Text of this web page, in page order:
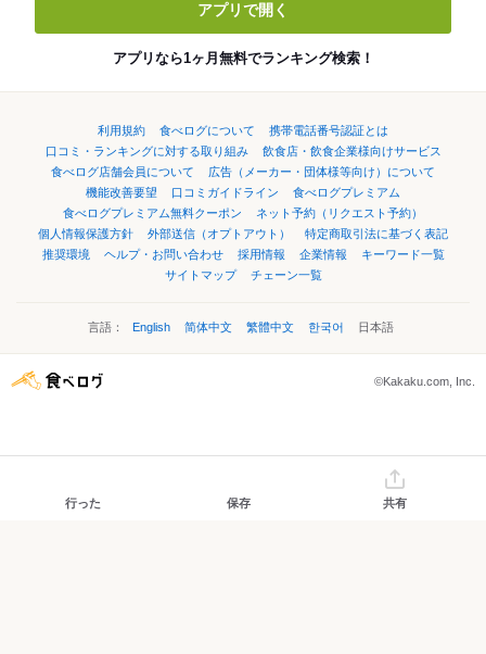
アプリで開く
アプリなら1ヶ月無料でランキング検索！
利用規約 食べログについて
携帯電話番号認証とは
口コミ・ランキングに対する取り組み
飲食店・飲食企業様向けサービス
食べログ店舗会員について
広告（メーカー・団体様等向け）について
機能改善要望
口コミガイドライン
食べログプレミアム
食べログプレミアム無料クーポン
ネット予約（リクエスト予約）
個人情報保護方針
外部送信（オプトアウト）
特定商取引法に基づく表記
推奨環境
ヘルプ・お問い合わせ 採用情報 企業情報
キーワード一覧
サイトマップ
チェーン一覧
言語： English 简体中文 繁體中文 한국어 日本語
©Kakaku.com, Inc.
行った 保存 共有